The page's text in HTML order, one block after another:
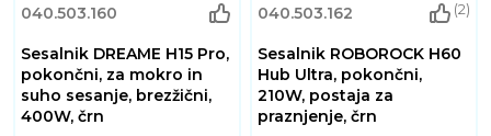
040.503.160
Sesalnik DREAME H15 Pro,
pokončni, za mokro in
suho sesanje, brezžični,
400W, črn
040.503.162 (2)
Sesalnik ROBOROCK H60
Hub Ultra, pokončni,
210W, postaja za
praznjenje, črn